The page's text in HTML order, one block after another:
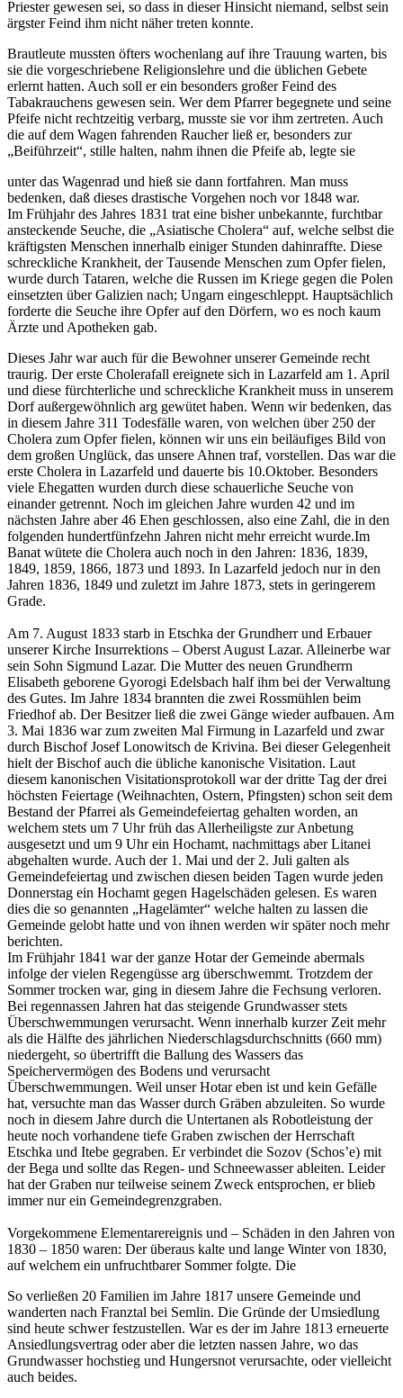
Priester gewesen sei, so dass in dieser Hinsicht niemand, selbst sein
ärgster Feind ihm nicht näher treten konnte.
Brautleute mussten öfters wochenlang auf ihre Trauung warten, bis
sie die vorgeschriebene Religionslehre und die üblichen Gebete
erlernt hatten. Auch soll er ein besonders großer Feind des
Tabakrauchens gewesen sein. Wer dem Pfarrer begegnete und seine
Pfeife nicht rechtzeitig verbarg, musste sie vor ihm zertreten. Auch
die auf dem Wagen fahrenden Raucher ließ er, besonders zur
„Beiführzeit“, stille halten, nahm ihnen die Pfeife ab, legte sie
unter das Wagenrad und hieß sie dann fortfahren. Man muss
bedenken, daß dieses drastische Vorgehen noch vor 1848 war.
Im Frühjahr des Jahres 1831 trat eine bisher unbekannte, furchtbar
ansteckende Seuche, die „Asiatische Cholera“ auf, welche selbst die
kräftigsten Menschen innerhalb einiger Stunden dahinraffte. Diese
schreckliche Krankheit, der Tausende Menschen zum Opfer fielen,
wurde durch Tataren, welche die Russen im Kriege gegen die Polen
einsetzten über Galizien nach; Ungarn eingeschleppt. Hauptsächlich
forderte die Seuche ihre Opfer auf den Dörfern, wo es noch kaum
Ärzte und Apotheken gab.
Dieses Jahr war auch für die Bewohner unserer Gemeinde recht
traurig. Der erste Cholerafall ereignete sich in Lazarfeld am 1. April
und diese fürchterliche und schreckliche Krankheit muss in unserem
Dorf außergewöhnlich arg gewütet haben. Wenn wir bedenken, das
in diesem Jahre 311 Todesfälle waren, von welchen über 250 der
Cholera zum Opfer fielen, können wir uns ein beiläufiges Bild von
dem großen Unglück, das unsere Ahnen traf, vorstellen. Das war die
erste Cholera in Lazarfeld und dauerte bis 10.Oktober. Besonders
viele Ehegatten wurden durch diese schauerliche Seuche von
einander getrennt. Noch im gleichen Jahre wurden 42 und im
nächsten Jahre aber 46 Ehen geschlossen, also eine Zahl, die in den
folgenden hundertfünfzehn Jahren nicht mehr erreicht wurde.Im
Banat wütete die Cholera auch noch in den Jahren: 1836, 1839,
1849, 1859, 1866, 1873 und 1893. In Lazarfeld jedoch nur in den
Jahren 1836, 1849 und zuletzt im Jahre 1873, stets in geringerem
Grade.
Am 7. August 1833 starb in Etschka der Grundherr und Erbauer
unserer Kirche Insurrektions – Oberst August Lazar. Alleinerbe war
sein Sohn Sigmund Lazar. Die Mutter des neuen Grundherrn
Elisabeth geborene Gyorogi Edelsbach half ihm bei der Verwaltung
des Gutes. Im Jahre 1834 brannten die zwei Rossmühlen beim
Friedhof ab. Der Besitzer ließ die zwei Gänge wieder aufbauen. Am
3. Mai 1836 war zum zweiten Mal Firmung in Lazarfeld und zwar
durch Bischof Josef Lonowitsch de Krivina. Bei dieser Gelegenheit
hielt der Bischof auch die übliche kanonische Visitation. Laut
diesem kanonischen Visitationsprotokoll war der dritte Tag der drei
höchsten Feiertage (Weihnachten, Ostern, Pfingsten) schon seit dem
Bestand der Pfarrei als Gemeindefeiertag gehalten worden, an
welchem stets um 7 Uhr früh das Allerheiligste zur Anbetung
ausgesetzt und um 9 Uhr ein Hochamt, nachmittags aber Litanei
abgehalten wurde. Auch der 1. Mai und der 2. Juli galten als
Gemeindefeiertag und zwischen diesen beiden Tagen wurde jeden
Donnerstag ein Hochamt gegen Hagelschäden gelesen. Es waren
dies die so genannten „Hagelämter“ welche halten zu lassen die
Gemeinde gelobt hatte und von ihnen werden wir später noch mehr
berichten.
Im Frühjahr 1841 war der ganze Hotar der Gemeinde abermals
infolge der vielen Regengüsse arg überschwemmt. Trotzdem der
Sommer trocken war, ging in diesem Jahre die Fechsung verloren.
Bei regennassen Jahren hat das steigende Grundwasser stets
Überschwemmungen verursacht. Wenn innerhalb kurzer Zeit mehr
als die Hälfte des jährlichen Niederschlagsdurchschnitts (660 mm)
niedergeht, so übertrifft die Ballung des Wassers das
Speichervermögen des Bodens und verursacht
Überschwemmungen. Weil unser Hotar eben ist und kein Gefälle
hat, versuchte man das Wasser durch Gräben abzuleiten. So wurde
noch in diesem Jahre durch die Untertanen als Robotleistung der
heute noch vorhandene tiefe Graben zwischen der Herrschaft
Etschka und Itebe gegraben. Er verbindet die Sozov (Schos’e) mit
der Bega und sollte das Regen- und Schneewasser ableiten. Leider
hat der Graben nur teilweise seinem Zweck entsprochen, er blieb
immer nur ein Gemeindegrenzgraben.
Vorgekommene Elementarereignis und – Schäden in den Jahren von
1830 – 1850 waren: Der überaus kalte und lange Winter von 1830,
auf welchem ein unfruchtbarer Sommer folgte. Die
So verließen 20 Familien im Jahre 1817 unsere Gemeinde und
wanderten nach Franztal bei Semlin. Die Gründe der Umsiedlung
sind heute schwer festzustellen. War es der im Jahre 1813 erneuerte
Ansiedlungsvertrag oder aber die letzten nassen Jahre, wo das
Grundwasser hochstieg und Hungersnot verursachte, oder vielleicht
auch beides.